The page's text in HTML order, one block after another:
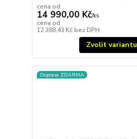
cena od
14 990,00 Kč/ks
cena od
12 388,43 Kč bez DPH
Zvolit variantu
Doprava ZDARMA